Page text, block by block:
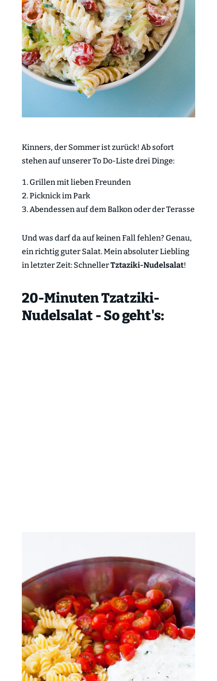
Kinners, der Sommer ist zurück! Ab sofort
stehen auf unserer To Do-Liste drei Dinge:
Grillen mit lieben Freunden
Picknick im Park
Abendessen auf dem Balkon oder der Terasse
Und was darf da auf keinen Fall fehlen? Genau,
ein richtig guter Salat. Mein absoluter Liebling
in letzter Zeit: SchnellerTztaziki-Nudelsalat!
20-Minuten Tzatziki-
Nudelsalat - So geht's: